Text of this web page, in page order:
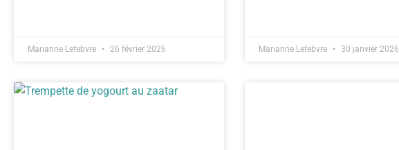
Marianne Lefebvre 26 février 2026 Marianne Lefebvre 30 janvier 2026